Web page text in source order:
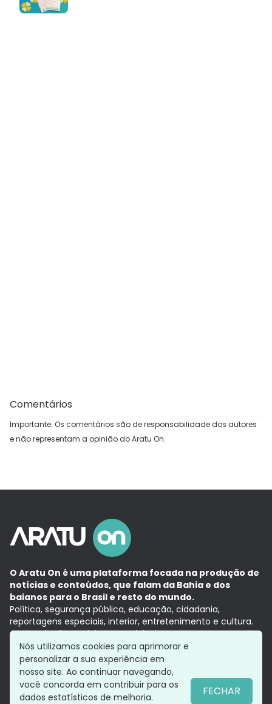
Comentários
Importante: Os comentários são de responsabilidade dos autores
e não representam a opinião do Aratu On.
O Aratu On é uma plataforma focada na produção de
notícias e conteúdos, que falam da Bahia e dos
baianos para o Brasil e resto do mundo.
Política, segurança pública, educação, cidadania,
reportagens especiais, interior, entretenimento e cultura.
Aqui, tudo vira notícia e a notícia é no tempo presente,
com a credibilidade do Grupo Aratu.
Grupo Aratu
Política de privacidade
Nós utilizamos cookies para aprimorar e
personalizar a sua experiência em
nosso site. Ao continuar navegando,
você concorda em contribuir para os
dados estatísticos de melhoria.
FECHAR